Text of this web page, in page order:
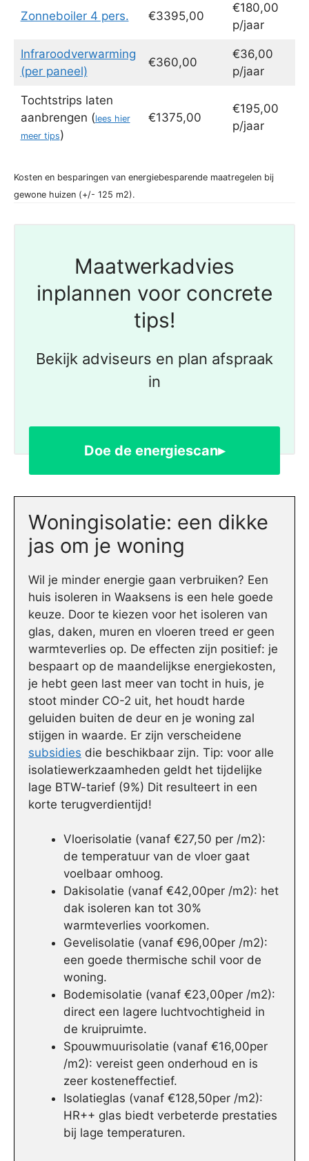
Zonneboiler 4 pers. €3395,00
€180,00
p/jaar
Infraroodverwarming
(per paneel)
€360,00
€36,00
p/jaar
Tochtstrips laten
aanbrengen (lees hier
meer tips)
€1375,00
€195,00
p/jaar
Kosten en besparingen van energiebesparende maatregelen bij
gewone huizen (+/- 125 m2).
Maatwerkadvies
inplannen voor concrete
tips!
Bekijk adviseurs en plan afspraak
in
Doe de energiescan▸
Woningisolatie: een dikke
jas om je woning
Wil je minder energie gaan verbruiken? Een
huis isoleren in Waaksens is een hele goede
keuze. Door te kiezen voor het isoleren van
glas, daken, muren en vloeren treed er geen
warmteverlies op. De effecten zijn positief: je
bespaart op de maandelijkse energiekosten,
je hebt geen last meer van tocht in huis, je
stoot minder CO-2 uit, het houdt harde
geluiden buiten de deur en je woning zal
stijgen in waarde. Er zijn verscheidene
subsidies die beschikbaar zijn. Tip: voor alle
isolatiewerkzaamheden geldt het tijdelijke
lage BTW-tarief (9%) Dit resulteert in een
korte terugverdientijd!
Vloerisolatie (vanaf €27,50 per /m2):
de temperatuur van de vloer gaat
voelbaar omhoog.
Dakisolatie (vanaf €42,00per /m2): het
dak isoleren kan tot 30%
warmteverlies voorkomen.
Gevelisolatie (vanaf €96,00per /m2):
een goede thermische schil voor de
woning.
Bodemisolatie (vanaf €23,00per /m2):
direct een lagere luchtvochtigheid in
de kruipruimte.
Spouwmuurisolatie (vanaf €16,00per
/m2): vereist geen onderhoud en is
zeer kosteneffectief.
Isolatieglas (vanaf €128,50per /m2):
HR++ glas biedt verbeterde prestaties
bij lage temperaturen.